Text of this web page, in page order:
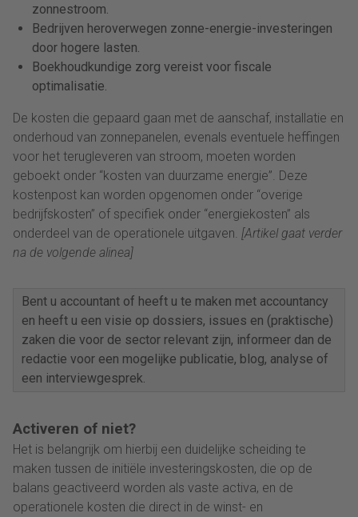
zonnestroom.
Bedrijven heroverwegen zonne-energie-investeringen
door hogere lasten.
Boekhoudkundige zorg vereist voor fiscale
optimalisatie.
De kosten die gepaard gaan met de aanschaf, installatie en
onderhoud van zonnepanelen, evenals eventuele heffingen
voor het terugleveren van stroom, moeten worden
geboekt onder “kosten van duurzame energie”. Deze
kostenpost kan worden opgenomen onder “overige
bedrijfskosten” of specifiek onder “energiekosten” als
onderdeel van de operationele uitgaven. [Artikel gaat verder
na de volgende alinea]
Bent u accountant of heeft u te maken met accountancy
en heeft u een visie op dossiers, issues en (praktische)
zaken die voor de sector relevant zijn, informeer dan de
redactie voor een mogelijke publicatie, blog, analyse of
een interviewgesprek.
Activeren of niet?
Het is belangrijk om hierbij een duidelijke scheiding te
maken tussen de initiële investeringskosten, die op de
balans geactiveerd worden als vaste activa, en de
operationele kosten die direct in de winst- en